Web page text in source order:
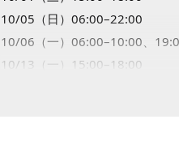
10/05（日）06:00–22:00
10/06（一）06:00–10:00、
10/13（一）15:00–18:00